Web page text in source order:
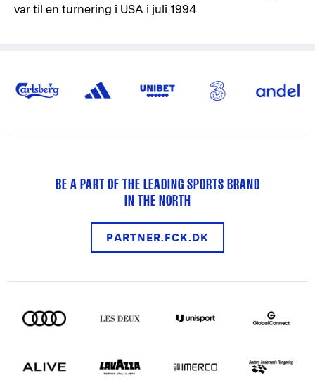
var til en turnering i USA i juli 1994
BE A PART OF THE LEADING SPORTS BRAND
IN THE NORTH
PARTNER.FCK.DK